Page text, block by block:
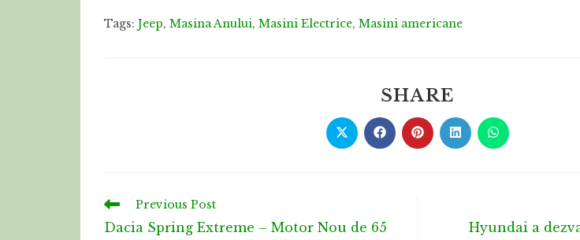
Tags: Jeep, Masina Anului, Masini Electrice, Masini americane
SHARE
Previous Post
Dacia Spring Extreme – Motor Nou de 65
Hyundai a